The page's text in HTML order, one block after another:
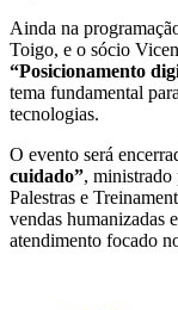
Ainda na
Toigo, e o sócio
“Posicionamento
tema fundamental
tecnologias.
O evento será
cuidado”, ministrado
Palestras e
vendas humanizadas
atendimento focado